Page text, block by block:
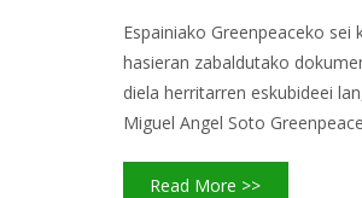
Espainiako Greenpeaceko
hasieran zabaldutako
diela herritarren eskubideei
Miguel Angel Soto
Read More >>